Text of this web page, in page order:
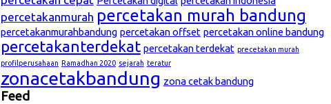
percetakanmurah percetakan murah bandung
percetakanmurahbandung percetakan offset percetakan online bandung
percetakanterdekat percetakan terdekat precetakan murah
profilperusahaan Ramadhan 2020 sejarah teratur
zonacetakbandung zona cetak bandung
Feed